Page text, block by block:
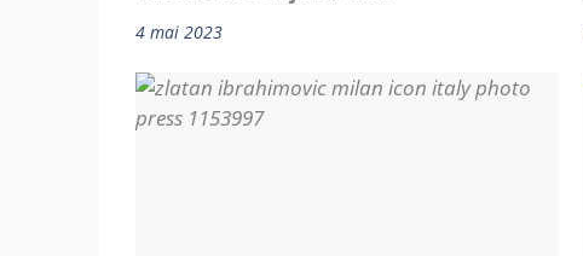
4 mai 2023